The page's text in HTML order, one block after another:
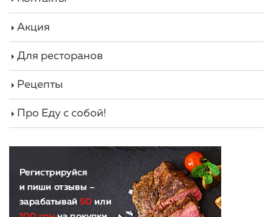
Акция
Для ресторанов
Рецепты
Про Еду с собой!